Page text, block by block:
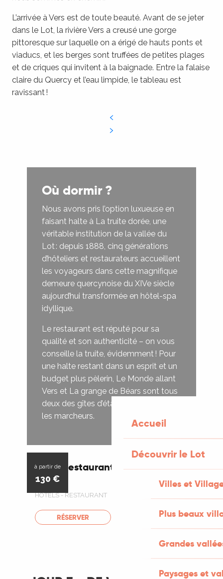
Accueil
Découvrir le Lot
Villes et
Plus beaux
Grandes
Paysages et
L’arrivée à Vers est de toute beauté. Avant de se jeter
dans le Lot, la rivière Vers a creusé une gorge
pittoresque sur laquelle on a érigé de hauts ponts et
viaducs, et les berges sont truffées de petites plages
et de criques qui invitent à la baignade. Entre la falaise
claire du Quercy et l’eau limpide, le tableau est
ravissant !
Où dormir ?
Nous avons pris l’option luxueuse en
faisant halte à La truite dorée, une
véritable institution de la vallée du
Lot : depuis 1888, cinq générations
d’hôteliers et restaurateurs accueillent
les voyageurs dans cette magnifique
demeure quercynoise du XIVe siècle
aujourd’hui transformée en hôtel-spa
idyllique.
Le restaurant est réputé pour sa
qualité et son authenticité – on vous
conseille la truite, évidemment ! Pour
une halte restant dans un esprit et un
budget plus pèlerin, Le Monde allant
Vers et La grange de Béars sont tous
deux des gîtes d’étape pensés pour
les marcheurs.
à partir de
130 €
Hôtel Restaurant Spa La Truite
Dorée
HÔTELS - RESTAURANT
RÉSERVER